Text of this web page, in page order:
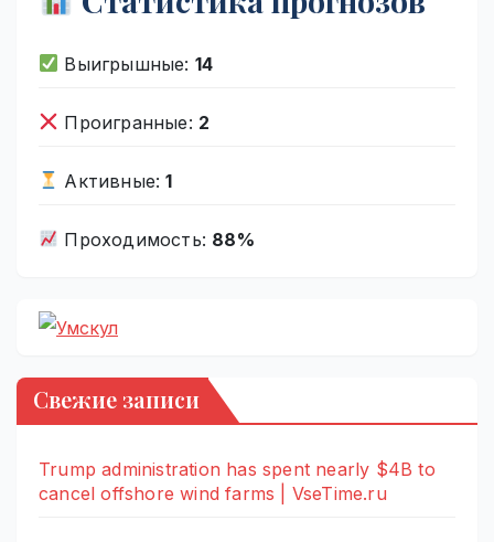
Выигрышные: 14
Проигранные: 2
Активные:1
Проходимость: 88%
Свежие записи
Trump administration has spent nearly $4B to
cancel offshore wind farms | VseTime.ru